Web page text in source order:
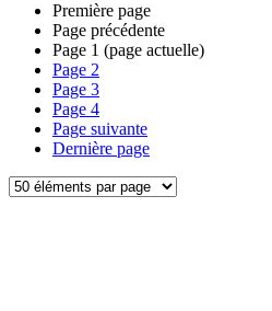
Première page
Page précédente
Page 1 (page actuelle)
Page 2
Page 3
Page 4
Page suivante
Dernière page